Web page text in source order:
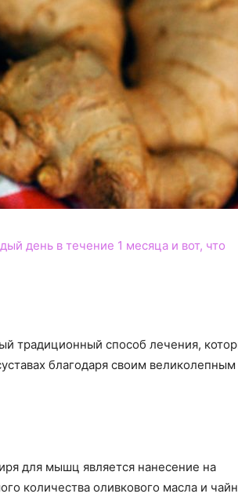
день в течение 1 месяца и вот, что
традиционный способ лечения,
благодаря своим великолепным
для мышц является нанесение на
количества оливкового масла и